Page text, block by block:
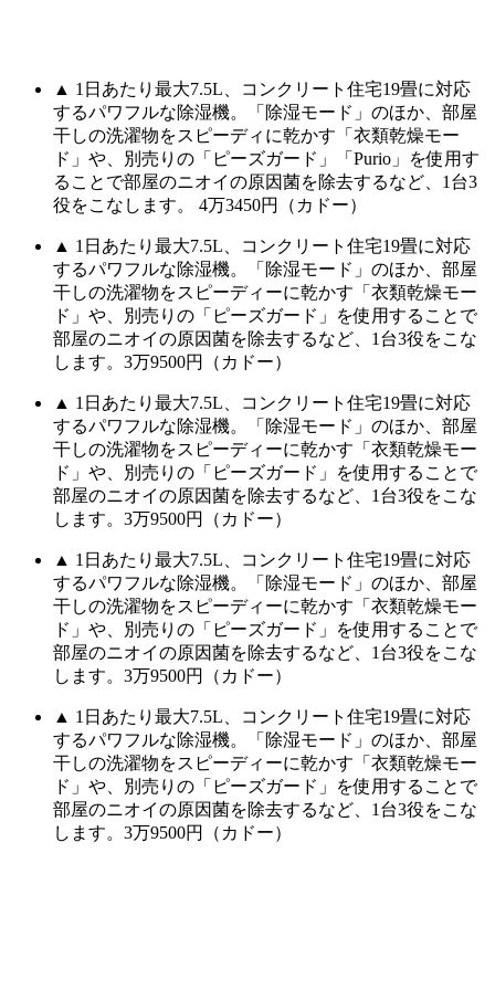
▲ 1日あたり最大7.5L、コンクリート住宅19畳に対応
するパワフルな除湿機。「除湿モード」のほか、部屋
干しの洗濯物をスピーディに乾かす「衣類乾燥モー
ド」や、別売りの「ピーズガード」「Purio」を使用す
ることで部屋のニオイの原因菌を除去するなど、1台3
役をこなします。 4万3450円（カドー）
▲ 1日あたり最大7.5L、コンクリート住宅19畳に対応
するパワフルな除湿機。「除湿モード」のほか、部屋
干しの洗濯物をスピーディーに乾かす「衣類乾燥モー
ド」や、別売りの「ピーズガード」を使用することで
部屋のニオイの原因菌を除去するなど、1台3役をこな
します。3万9500円（カドー）
▲ 1日あたり最大7.5L、コンクリート住宅19畳に対応
するパワフルな除湿機。「除湿モード」のほか、部屋
干しの洗濯物をスピーディーに乾かす「衣類乾燥モー
ド」や、別売りの「ピーズガード」を使用することで
部屋のニオイの原因菌を除去するなど、1台3役をこな
します。3万9500円（カドー）
▲ 1日あたり最大7.5L、コンクリート住宅19畳に対応
するパワフルな除湿機。「除湿モード」のほか、部屋
干しの洗濯物をスピーディーに乾かす「衣類乾燥モー
ド」や、別売りの「ピーズガード」を使用することで
部屋のニオイの原因菌を除去するなど、1台3役をこな
します。3万9500円（カドー）
▲ 1日あたり最大7.5L、コンクリート住宅19畳に対応
するパワフルな除湿機。「除湿モード」のほか、部屋
干しの洗濯物をスピーディーに乾かす「衣類乾燥モー
ド」や、別売りの「ピーズガード」を使用することで
部屋のニオイの原因菌を除去するなど、1台3役をこな
します。3万9500円（カドー）